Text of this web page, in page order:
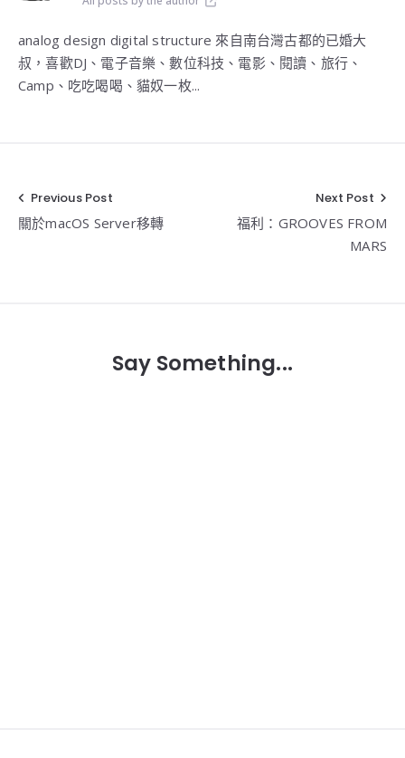
analog design digital structure 來自南台灣古都的已婚大
叔，喜歡DJ、電子音樂、數位科技、電影、閱讀、旅行、
Camp、吃吃喝喝、貓奴一枚...
文
章
Previous Post
關於macOS Server移轉
Next Post
福利：GROOVES FROM
MARS
Say Something...